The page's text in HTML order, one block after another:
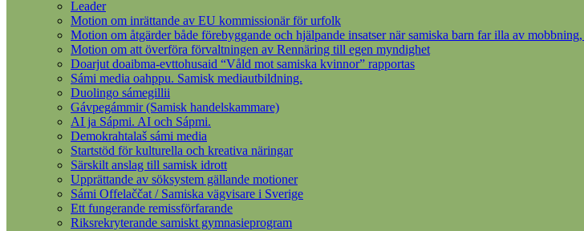
Leader
Motion om inrättande av EU kommissionär för urfolk
Motion om åtgärder både förebyggande och hjälpande insatser när samiska barn far illa av
Motion om att överföra förvaltningen av Rennäring till egen myndighet
Doarjut doaibma-evttohusaid “Våld mot samiska kvinnor” rapportas
Sámi media oahppu. Samisk mediautbildning.
Duolingo sámegillii
Gávpegámmir (Samisk handelskammare)
AI ja Sápmi. AI och Sápmi.
Demokrahtalaš sámi media
Startstöd för kulturella och kreativa näringar
Särskilt anslag till samisk idrott
Upprättande av söksystem gällande motioner
Sámi Offelaččat / Samiska vägvisare i Sverige
Ett fungerande remissförfarande
Riksrekryterande samiskt gymnasieprogram